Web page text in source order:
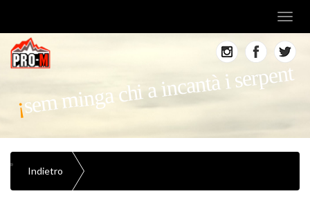
sem minga chi a incantà i serpent
Indietro